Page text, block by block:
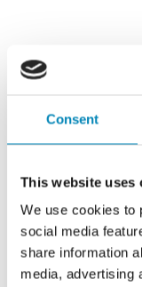
Consent
This website uses
We use cookies to
social media
share information
media, advertising
Marmorline
matte flader med
og fiberklud
DKK